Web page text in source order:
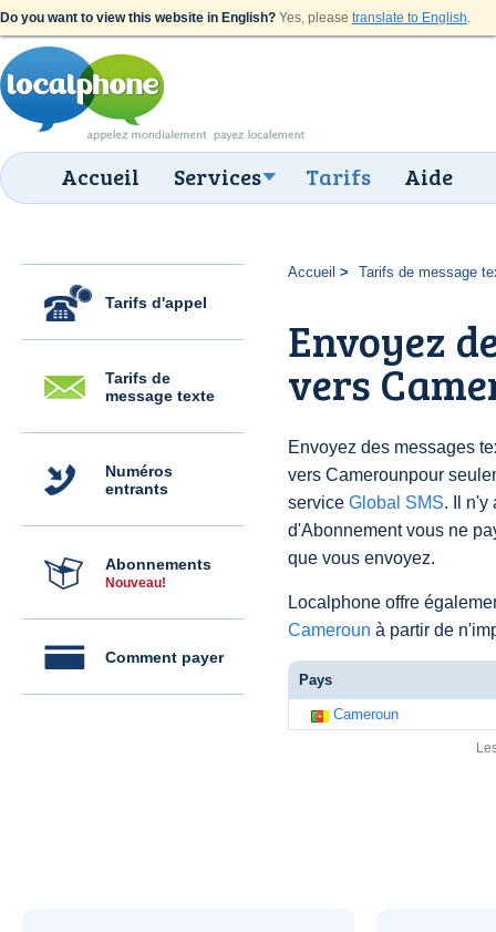
Do you want to view this website in English? Yes, please translate to English.
Accueil Services Tarifs Aide
Tarifs d'appel
Tarifs de
message texte
Numéros
entrants
Abonnements
Nouveau!
Comment payer
Accueil Tarifs de message
Envoyez
vers
Envoyez des messages
vers Camerounpour
service Global SMS. Il n'y
d'Abonnement vous ne
que vous envoyez.
Localphone offre
Cameroun à partir de
Pays
Cameroun